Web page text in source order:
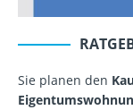
Sie planen den